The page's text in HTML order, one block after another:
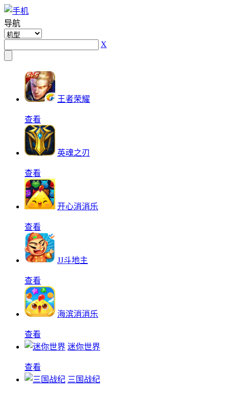
导航
X
王者荣耀
查看
英魂之刃
查看
开心消消乐
查看
JJ斗地主
查看
海滨消消乐
查看
迷你世界
查看
三国战纪